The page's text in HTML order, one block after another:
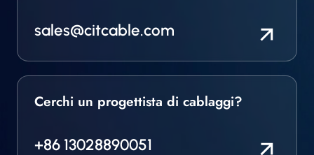
sales@citcable.com
Cerchi un progettista di cablaggi?
+86 13028890051